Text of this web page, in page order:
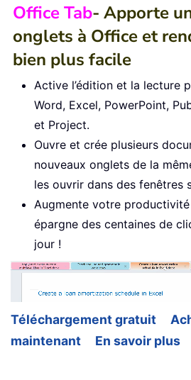
Office Tab- Apporte
onglets à Office et
bien plus facile
Active l’édition et la lecture
Word, Excel, PowerPoint,
et Project.
Ouvre et crée plusieurs
nouveaux onglets de la
les ouvrir dans des fenêtres
Augmente votre
épargne des centaines de
jour !
Téléchargement gratuit
maintenant
En savoir plus